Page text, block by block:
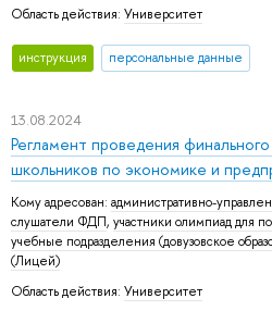
Область действия: Университет
инструкция персональные данные
13.08.2024
Регламент проведения
школьников по экономике и
Кому адресован: административно-
слушатели ФДП, участники олимпиад для
учебные подразделения (довузовское
(Лицей)
Область действия: Университет